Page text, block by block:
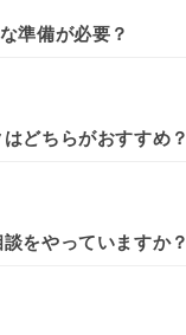
準備が必要？
どちらがおすすめ？
をやっていますか？